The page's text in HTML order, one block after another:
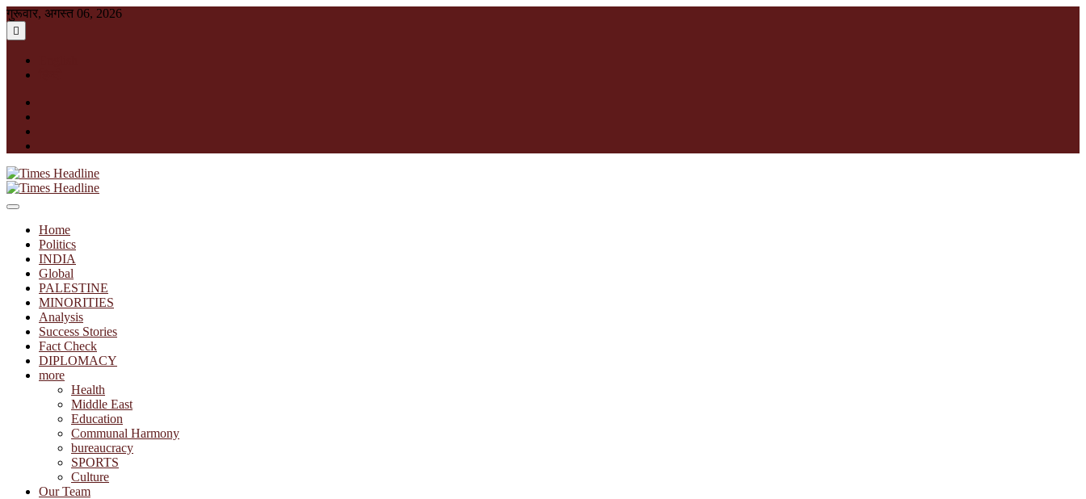
Skip
to
content
गुरूवार, अगस्त 06, 2026
Times Headline
Home
Politics
INDIA
Global
PALESTINE
MINORITIES
Analysis
Success Stories
Fact Check
DIPLOMACY
more
Health
Middle East
Education
Communal Harmony
bureaucracy
SPORTS
Culture
Our Team